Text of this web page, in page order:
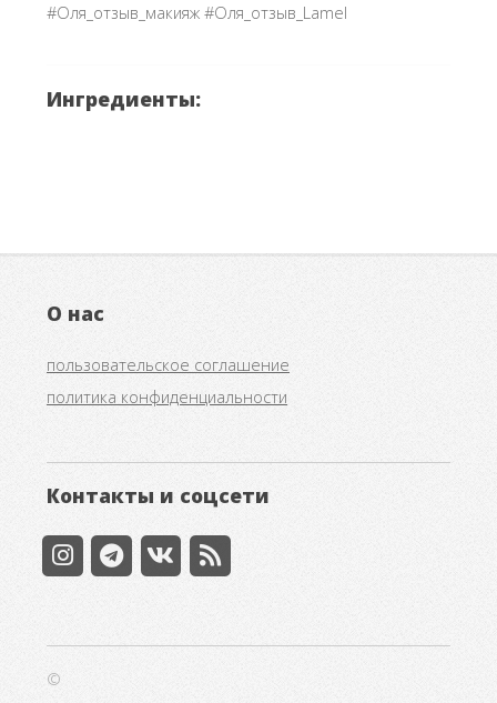
#Оля_отзыв_макияж #Оля_отзыв_Lamel
Ингредиенты:
О нас
пользовательское соглашение
политика конфиденциальности
Контакты и соцсети
©